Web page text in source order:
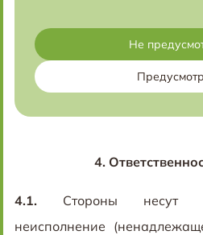
Не
4.
4.1. Стороны несут
неисполнение